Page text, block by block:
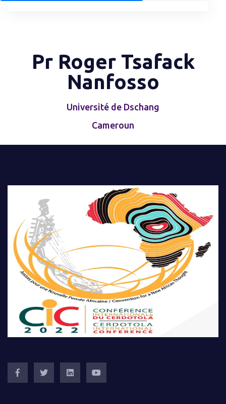
Pr Roger Tsafack
Nanfosso
Université de Dschang
Cameroun